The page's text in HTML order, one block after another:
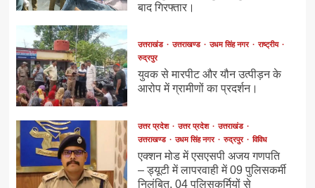
बाद गिरफ्तार।
उत्तराखंड उत्तराखण्ड उधम सिंह नगर
राष्ट्रीय
रुद्रपुर
युवक से मारपीट और यौन उत्पीड़न के
आरोप में ग्रामीणों का प्रदर्शन।
उत्तर प्रदेश उत्तर प्रदेश
उत्तराखंड
उत्तराखण्ड
उधम सिंह नगर रुद्रपुर विविध
एक्शन मोड में एसएसपी अजय गणपति
– ड्यूटी में लापरवाही में 09 पुलिसकर्मी
निलंबित, 04 पुलिसकर्मियों से